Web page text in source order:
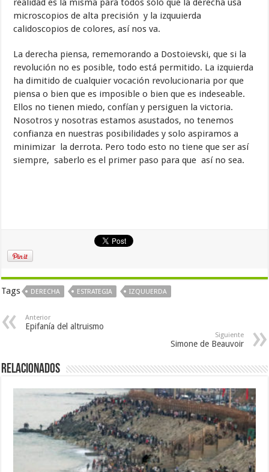
realidad es la misma para todos sólo que la derecha usa
microscopios de alta precisión y la izquuierda
calidoscopios de colores, así nos va.
La derecha piensa, rememorando a Dostoievski, que si la
revolución no es posible, todo está permitido. La izquierda
ha dimitido de cualquier vocación revolucionaria por que
piensa o bien que es imposible o bien que es indeseable.
Ellos no tienen miedo, confían y persiguen la victoria.
Nosotros y nosotras estamos asustados, no tenemos
confianza en nuestras posibilidades y solo aspiramos a
minimizar la derrota. Pero todo esto no tiene que ser así
siempre, saberlo es el primer paso para que así no sea.
Tags DERECHA ESTRATEGIA IZQUUERDA
Anterior
Epifanía del altruismo
Siguiente
Simone de Beauvoir
Relacionados